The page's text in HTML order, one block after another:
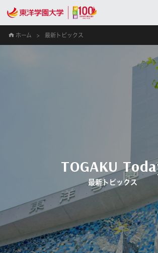
ホーム 最新トピックス
TOGAKU
最新トピックス